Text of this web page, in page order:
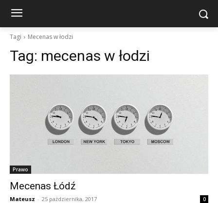
Tagi Mecenas w łodzi
Tag: mecenas w łodzi
Prawo
Mecenas Łódź
Mateusz - 25 października, 2017 0